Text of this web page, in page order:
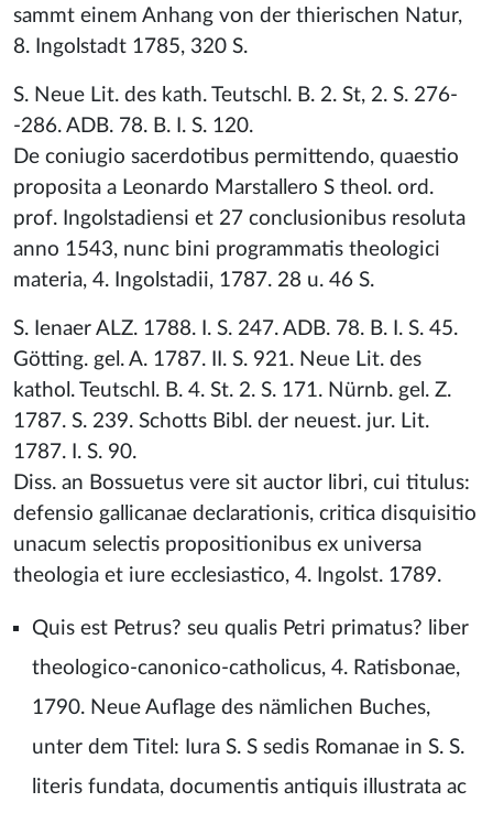
sammt einem Anhang von der thierischen Natur,
8. Ingolstadt 1785, 320 S.
S. Neue Lit. des kath. Teutschl. B. 2. St, 2. S. 276-
-286. ADB. 78. B. I. S. 120.
De coniugio sacerdotibus permittendo, quaestio
proposita a Leonardo Marstallero S theol. ord.
prof. Ingolstadiensi et 27 conclusionibus resoluta
anno 1543, nunc bini programmatis theologici
materia, 4. Ingolstadii, 1787. 28 u. 46 S.
S. Ienaer ALZ. 1788. I. S. 247. ADB. 78. B. I. S. 45.
Götting. gel. A. 1787. II. S. 921. Neue Lit. des
kathol. Teutschl. B. 4. St. 2. S. 171. Nürnb. gel. Z.
1787. S. 239. Schotts Bibl. der neuest. jur. Lit.
1787. I. S. 90.
Diss. an Bossuetus vere sit auctor libri, cui titulus:
defensio gallicanae declarationis, critica disquisitio
unacum selectis propositionibus ex universa
theologia et iure ecclesiastico, 4. Ingolst. 1789.
Quis est Petrus? seu qualis Petri primatus? liber
theologico-canonico-catholicus, 4. Ratisbonae,
1790. Neue Auflage des nämlichen Buches,
unter dem Titel: Iura S. S sedis Romanae in S. S.
literis fundata, documentis antiquis illustrata ac